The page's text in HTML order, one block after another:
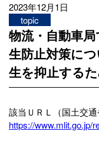
2023年12月1日
topic
物流・自動車
生防止対策に
生を抑止する
該当ＵＲＬ（国土交通
https://www.mlit.go.jp/